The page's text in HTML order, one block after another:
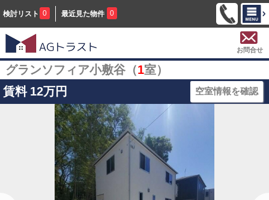
検討リスト 0 最近見た物件 0
お問合せ
グランソフィア小敷谷（1室）
賃料 12万円 空室情報を確認